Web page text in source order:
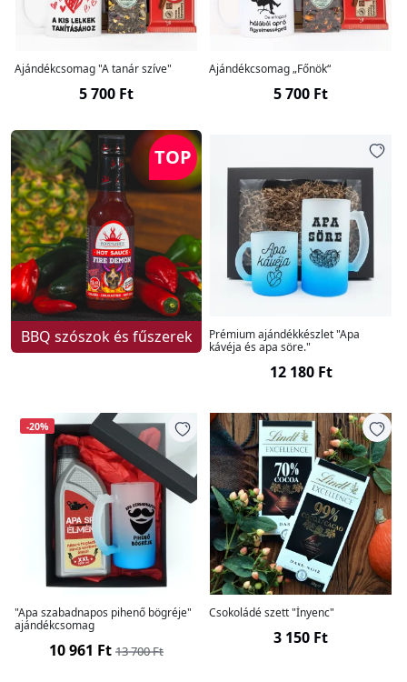
Ajándékcsomag "A tanár szíve"
5 700 Ft
Ajándékcsomag „Főnök“
5 700 Ft
TOP
BBQ szószok és fűszerek
Prémium ajándékkészlet "Apa
kávéja és apa söre."
12 180 Ft
-20%
"Apa szabadnapos pihenő bögréje"
ajándékcsomag
10 961 Ft 13 700 Ft
Csokoládé szett "Ínyenc"
3 150 Ft